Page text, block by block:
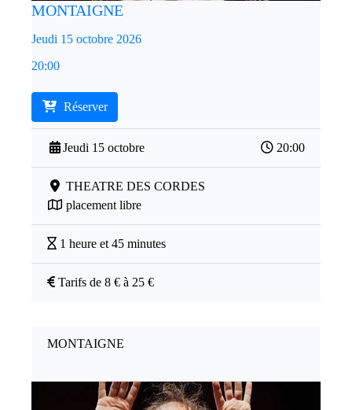
MONTAIGNE
Jeudi 15 octobre 2026
20:00
Réserver
Jeudi 15 octobre 20:00
THEATRE DES CORDES
placement libre
1 heure et 45 minutes
Tarifs de 8 € à 25 €
MONTAIGNE